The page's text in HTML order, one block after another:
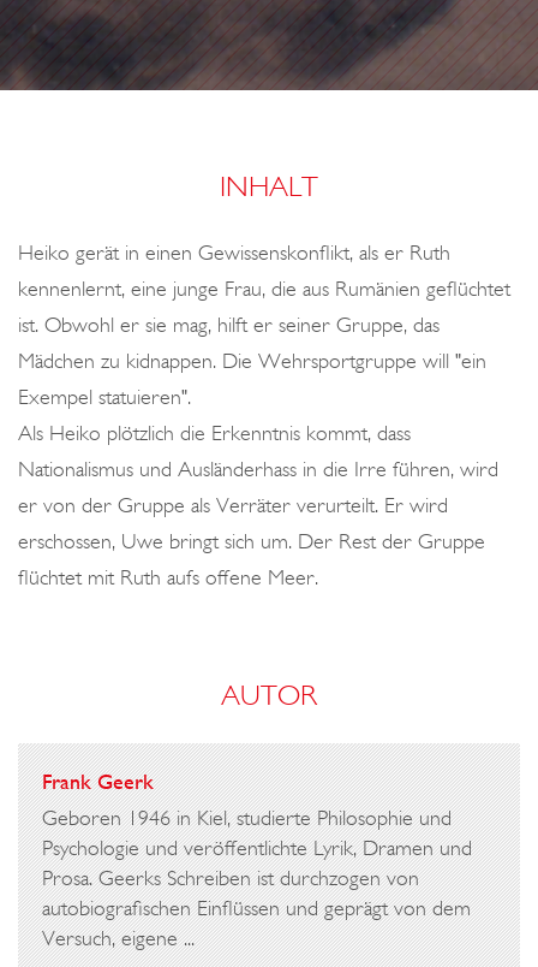
n
N
N
E
L
F
E
N
INHALT
Heiko gerät in einen Gewissenskonflikt, als er Ruth
kennenlernt, eine junge Frau, die aus Rumänien geflüchtet
ist. Obwohl er sie mag, hilft er seiner Gruppe, das
Mädchen zu kidnappen. Die Wehrsportgruppe will "ein
Exempel statuieren".
Als Heiko plötzlich die Erkenntnis kommt, dass
Nationalismus und Ausländerhass in die Irre führen, wird
er von der Gruppe als Verräter verurteilt. Er wird
erschossen, Uwe bringt sich um. Der Rest der Gruppe
flüchtet mit Ruth aufs offene Meer.
AUTOR
Frank Geerk
Geboren 1946 in Kiel, studierte Philosophie und
Psychologie und veröffentlichte Lyrik, Dramen und
Prosa. Geerks Schreiben ist durchzogen von
autobiografischen Einflüssen und geprägt von dem
Versuch, eigene ...